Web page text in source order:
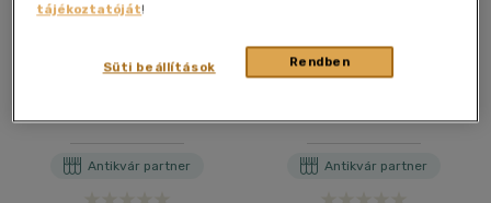
Igehirdetések a
Antikvár partner
Tíz segítség az
Igehirdetések a
Antikvár partner
tájékoztatóját!
Rendben
Süti beállítások